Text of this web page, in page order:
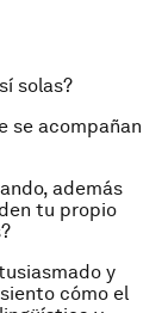
solas?
se acompañan
además
tu propio
y
cómo el